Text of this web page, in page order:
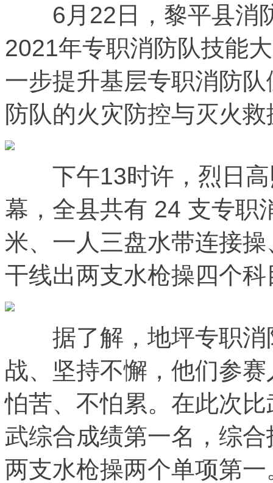
6月22日，黎平县消
2021年专职消防队技能
一步提升基层专职消防
防队的火灾防控与灭火
下午13时许，烈日高
幕，全县共有 24 支专职
米、一人三盘水带连接
干线出两支水枪操四个科
据了解，地坪专职消
战、坚持不懈，他们参
怕苦、不怕累。在此次
武综合成绩第一名，综
两支水枪操两个单项第一